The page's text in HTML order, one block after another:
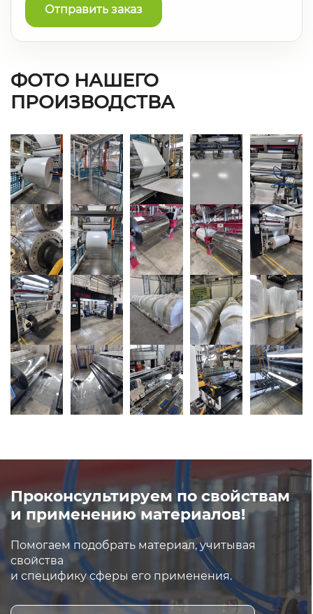
Отправить заказ
ФОТО НАШЕГО
ПРОИЗВОДСТВА
Проконсультируем по свойствам
и применению материалов!
Помогаем подобрать материал, учитывая
свойства
и специфику сферы его применения.